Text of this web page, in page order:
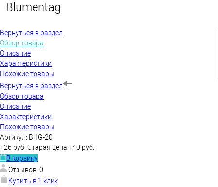
Blumentag
Вернуться в раздел
Обзор товара
Описание
Характеристики
Похожие товары
Вернуться в раздел
Обзор товара
Описание
Характеристики
Похожие товары
Артикул: BHG-20
126 руб. Старая цена:140 руб.
В корзину
Отзывов: 0
Купить в 1 клик